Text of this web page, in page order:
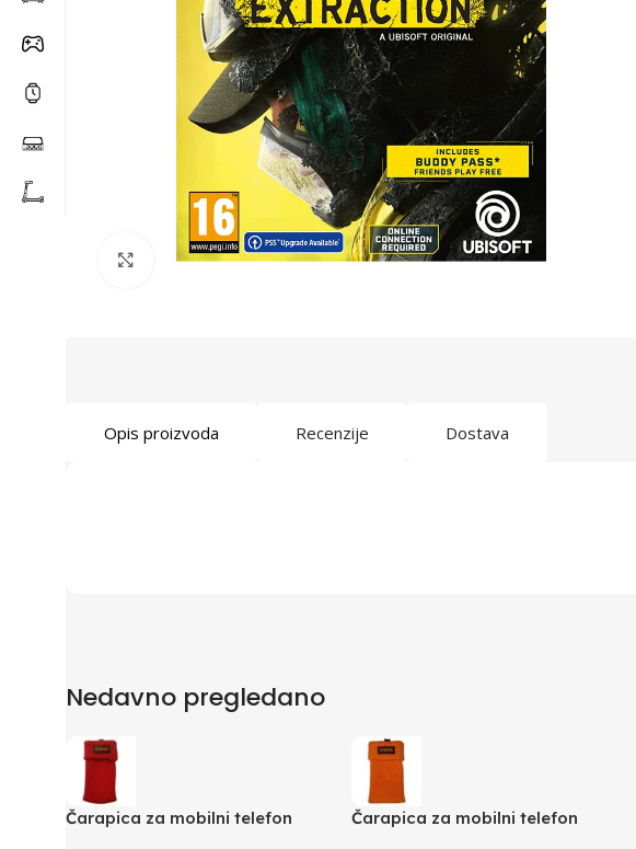
Click to enlarge
Opis proizvoda Recenzije Dostava
Nedavno pregledano
Čarapica za mobilni telefon
Čarapica za mobilni telefon